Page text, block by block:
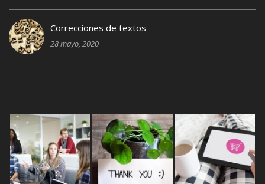
Correcciones de textos
28 mayo, 2020